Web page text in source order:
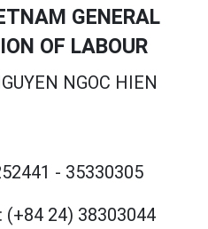
GENERAL
OF LABOUR
NGOC HIEN
- 35330305
(+84 24) 38303044